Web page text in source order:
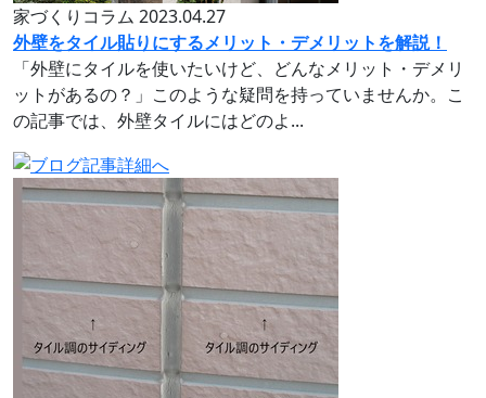
家づくりコラム 2023.04.27
外壁をタイル貼りにするメリット・デメリットを解説！
「外壁にタイルを使いたいけど、どんなメリット・デメリ
ットがあるの？」このような疑問を持っていませんか。こ
の記事では、外壁タイルにはどのよ...